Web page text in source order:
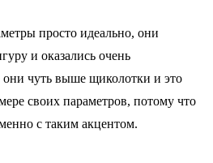
просто идеально, они
и оказались очень
чуть выше щиколотки и это
своих параметров, потому что
с таким акцентом.